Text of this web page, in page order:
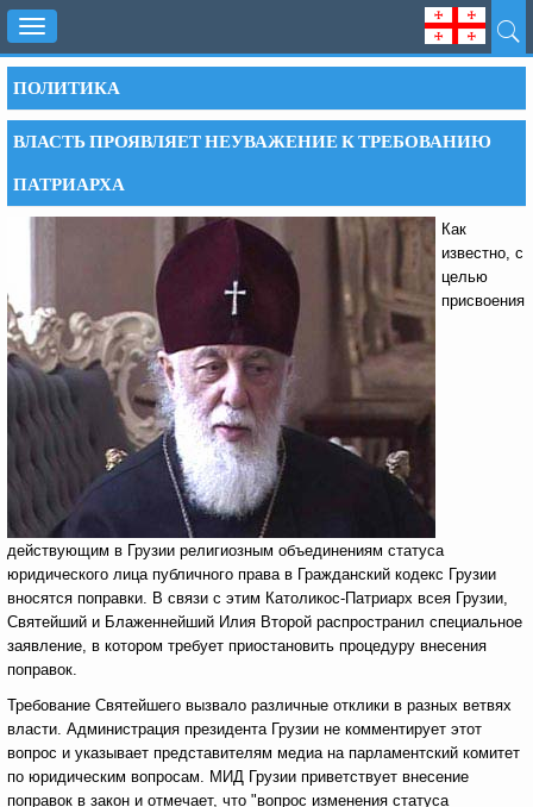
Toggle
navigation
ПОЛИТИКА
ВЛАСТЬ ПРОЯВЛЯЕТ НЕУВАЖЕНИЕ К ТРЕБОВАНИЮ
ПАТРИАРХА
Как
известно, с
целью
присвоения
действующим в Грузии религиозным объединениям статуса
юридического лица публичного права в Гражданский кодекс Грузии
вносятся поправки. В связи с этим Католикос-Патриарх всея Грузии,
Святейший и Блаженнейший Илия Второй распространил специальное
заявление, в котором требует приостановить процедуру внесения
поправок.
Требование Святейшего вызвало различные отклики в разных ветвях
власти. Администрация президента Грузии не комментирует этот
вопрос и указывает представителям медиа на парламентский комитет
по юридическим вопросам. МИД Грузии приветствует внесение
поправок в закон и отмечает, что "вопрос изменения статуса